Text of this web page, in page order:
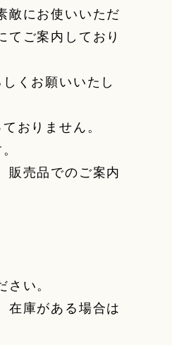
敵にお使いいただ
てご案内しており
くお願いいたし
おりません。
売品でのご案内
い。
在庫がある場合は